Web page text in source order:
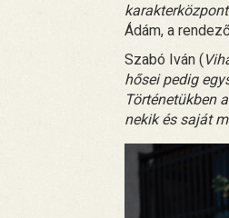
Ádám, a
Szabó Iván (
hősei pedig
Történetükben
nekik és saját